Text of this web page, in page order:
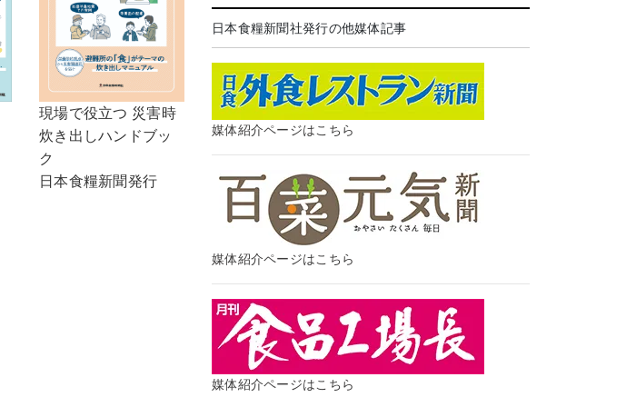
現場で役立つ 災害時
炊き出しハンドブッ
ク
日本食糧新聞発行
日本食糧新聞社発行の他媒体記事
媒体紹介ページはこちら
媒体紹介ページはこちら
媒体紹介ページはこちら